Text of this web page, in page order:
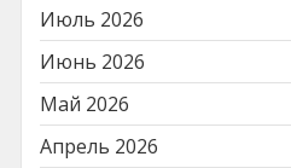
Июль 2026
Июнь 2026
Май 2026
Апрель 2026